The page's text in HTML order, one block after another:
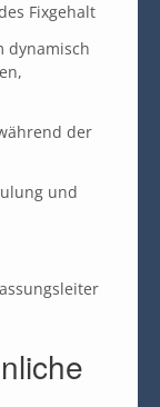
Fixgehalt
dynamisch
der
und